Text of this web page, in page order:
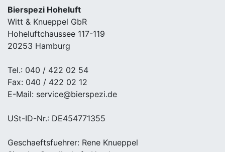
Bierspezi Hoheluft
Witt & Knueppel GbR
Hoheluftchaussee 117-119
20253 Hamburg
Tel.: 040 / 422 02 54
Fax: 040 / 422 02 12
E-Mail: service@bierspezi.de
USt-ID-Nr.: DE454771355
Geschaeftsfuehrer: Rene Knueppel